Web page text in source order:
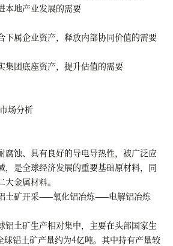
地产业发展的需要
属企业资产，释放内部协同价值的需要
团底座资产，提升估值的需要
场分析
蚀、具有良好的导电导热性，被广泛应
，是全球经济发展的重要基础原材料，同
金属材料。
矿开采——氧化铝冶炼——电解铝冶炼
土矿生产相对集中，主要在头部国家生
球铝土矿产量约为4亿吨。其中持有产量较